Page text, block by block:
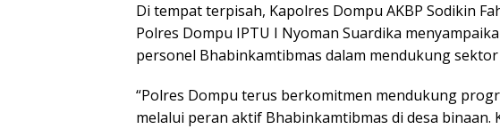
Di tempat terpisah, Kapolres Dompu AKBP Sodikin
Polres Dompu IPTU I Nyoman Suardika
personel Bhabinkamtibmas dalam mendukung
“Polres Dompu terus berkomitmen mendukung
melalui peran aktif Bhabinkamtibmas di desa